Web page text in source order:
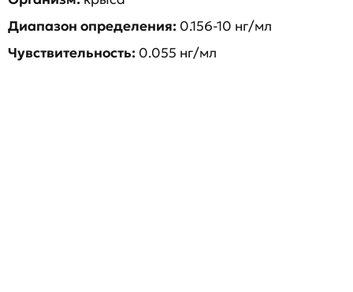
Диапазон определения: 0.156-10 нг/мл
Чувствительность: 0.055 нг/мл